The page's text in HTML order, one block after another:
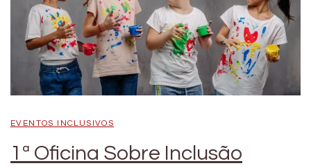
EVENTOS INCLUSIVOS
1ª Oficina Sobre Inclusão